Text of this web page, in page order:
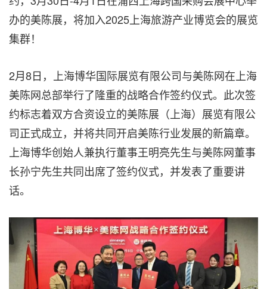
办的美陈展，将加入2025上海旅游产业博览会的展览
集群！
2月8日，上海博华国际展览有限公司与美陈网在上海
美陈网总部举行了隆重的战略合作签约仪式。此次签
约标志着双方合资设立的美陈展（上海）展览有限公
司正式成立，并将共同开启美陈行业发展的新篇章。
上海博华创始人兼执行董事王明亮先生与美陈网董事
长孙宁先生共同出席了签约仪式，并发表了重要讲
话。